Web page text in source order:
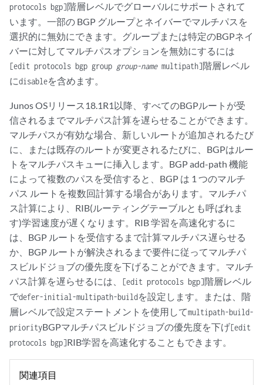
protocols bgp]階層レベルでグローバルにサポートされて
います。一部の BGP グループとネイバーでマルチパスを
選択的に無効にできます。グループまたは特定のBGPネイ
バーに対してマルチパスオプションを無効にするには
[edit protocols bgp group group-namemultipath]階層レベル
にdisableを含めます。
Junos OSリリース18.1R1以降、すべてのBGPルートが受
信されるまでマルチパス計算を遅らせることができます。
マルチパスが有効な場合、新しいルートが追加されるたび
に、または既存のルートが変更されるたびに、BGPはルー
トをマルチパスキューに挿入します。BGP add-path 機能
によって複数のパスを受信すると、BGP は 1 つのマルチ
パス ルートを複数回計算する場合があります。マルチパ
ス計算により、RIB(ルーティングテーブルとも呼ばれま
す)学習速度が遅くなります。RIB 学習を高速化するに
は、BGP ルートを受信するまで計算マルチパス遅らせる
か、BGP ルートが解決されるまで要件に従ってマルチパ
スビルドジョブの優先度を下げることができます。マルチ
パス計算を遅らせるには、
[edit protocols bgp]階層レベル
でdefer-initial-multipath-buildを設定します。または、階
層レベルで設定ステートメントを使用してmultipath-build-
priorityBGPマルチパスビルドジョブの優先度を下げ[edit
protocols bgp]RIB学習を高速化することもできます。
関連項目